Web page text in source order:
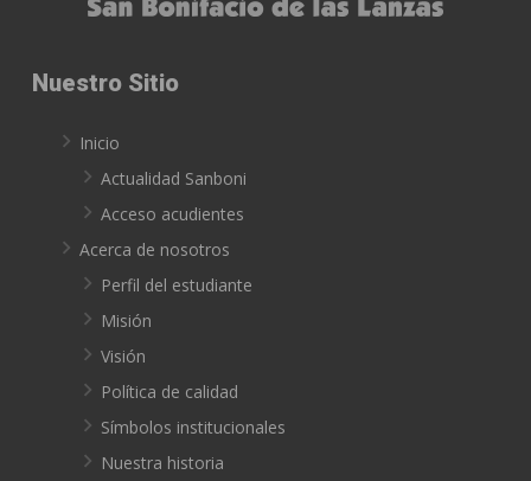
Nuestro Sitio
Inicio
Actualidad Sanboni
Acceso acudientes
Acerca de nosotros
Perfil del estudiante
Misión
Visión
Política de calidad
Símbolos institucionales
Nuestra historia